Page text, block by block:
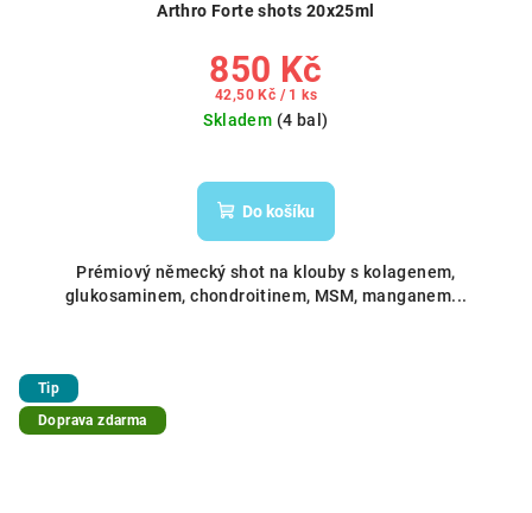
Arthro Forte shots 20x25ml
850 Kč
Měrná
42,50 Kč / 1 ks
Skladem (4 bal)
Do košíku
Prémiový německý shot na klouby s kolagenem,
glukosaminem, chondroitinem, MSM, manganem...
Tip
Doprava zdarma